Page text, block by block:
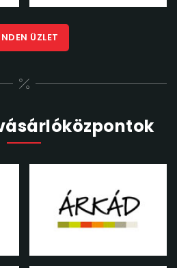
ÜZLET